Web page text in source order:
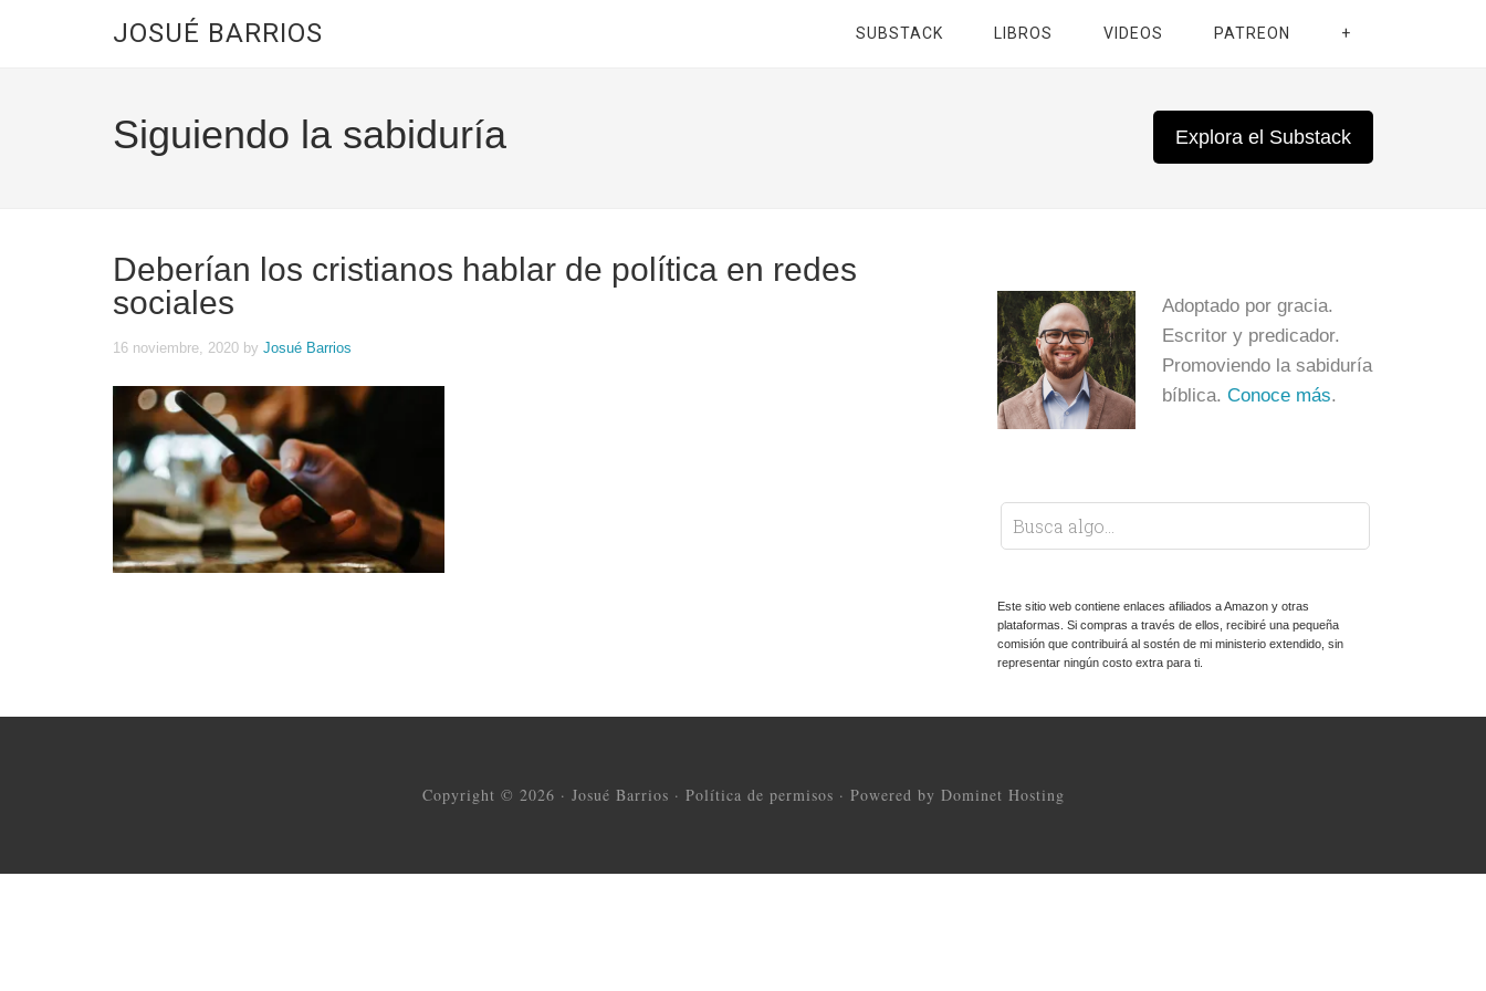
JOSUÉ BARRIOS SUBSTACK LIBROS VIDEOS PATREON +
Siguiendo la sabiduría Explora el Substack
Deberían los cristianos hablar de política en redes
sociales
16 noviembre, 2020 by Josué Barrios
Adoptado por gracia.
Escritor y predicador.
Promoviendo la sabiduría
bíblica. Conoce más.
Este sitio web contiene enlaces afiliados a Amazon y otras
plataformas. Si compras a través de ellos, recibiré una pequeña
comisión que contribuirá al sostén de mi ministerio extendido, sin
representar ningún costo extra para ti.
Copyright © 2026 · Josué Barrios · Política de permisos · Powered by Dominet Hosting